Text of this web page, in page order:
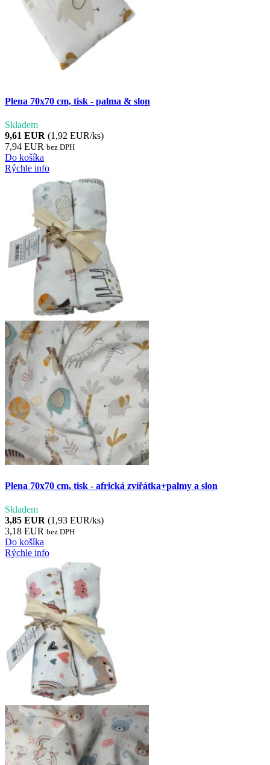
Plena 70x70 cm, tisk - palma & slon
Skladem
9,61 EUR (1,92 EUR/ks)
7,94 EUR bez DPH
Do košíka
Rýchle info
Plena 70x70 cm, tisk - africká zvířátka+palmy a slon
Skladem
3,85 EUR (1,93 EUR/ks)
3,18 EUR bez DPH
Do košíka
Rýchle info